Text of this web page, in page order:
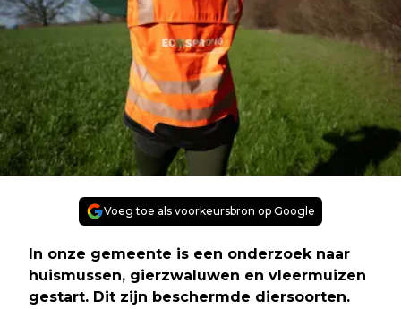
Voeg toe als voorkeursbron op Google
In onze gemeente is een onderzoek naar
huismussen, gierzwaluwen en vleermuizen
gestart. Dit zijn beschermde diersoorten.